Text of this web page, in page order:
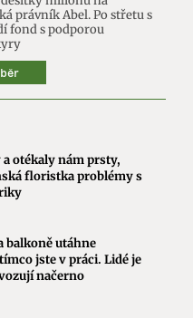
právník Abel. Po střetu s
fond s podporou
a otékaly nám prsty,
floristka problémy s
balkoně utáhne
jste v práci. Lidé je
načerno